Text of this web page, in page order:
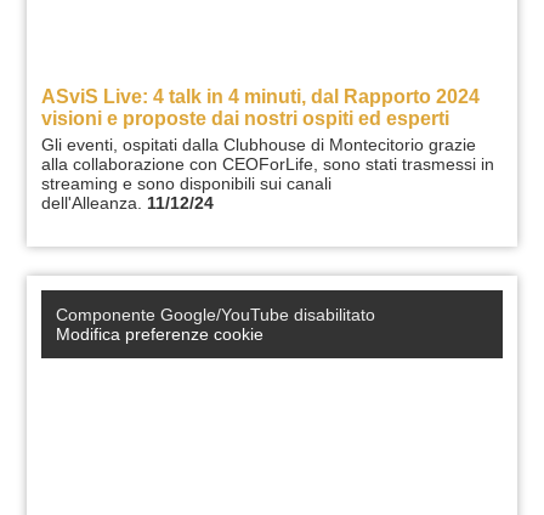
ASviS Live: 4 talk in 4 minuti, dal Rapporto 2024
visioni e proposte dai nostri ospiti ed esperti
Gli eventi, ospitati dalla Clubhouse di Montecitorio grazie
alla collaborazione con CEOForLife, sono stati trasmessi in
streaming e sono disponibili sui canali
dell'Alleanza. 11/12/24
Componente Google/YouTube disabilitato
Modifica preferenze cookie